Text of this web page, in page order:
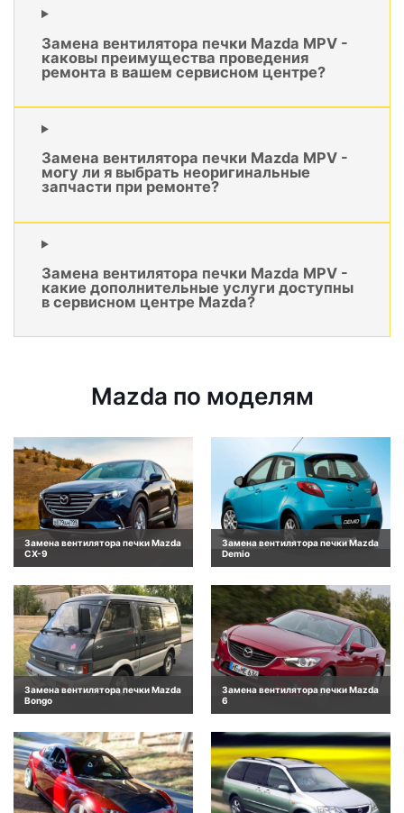
Замена вентилятора печки Mazda MPV -
каковы преимущества проведения
ремонта в вашем сервисном центре?
Замена вентилятора печки Mazda MPV -
могу ли я выбрать неоригинальные
запчасти при ремонте?
Замена вентилятора печки Mazda MPV -
какие дополнительные услуги доступны
в сервисном центре Mazda?
Mazda по моделям
Замена вентилятора печки Mazda
CX-9
Замена вентилятора печки Mazda
Demio
Замена вентилятора печки Mazda
Bongo
Замена вентилятора печки Mazda
6